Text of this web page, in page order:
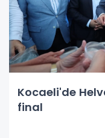
Kocaeli'de
final